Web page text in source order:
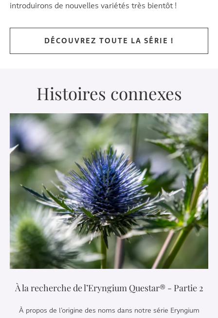
introduirons de nouvelles variétés très bientôt !
DÉCOUVREZ TOUTE LA SÉRIE !
Histoires connexes
À la recherche de l’Eryngium Questar® - Partie 2
À propos de l’origine des noms dans notre série Eryngium